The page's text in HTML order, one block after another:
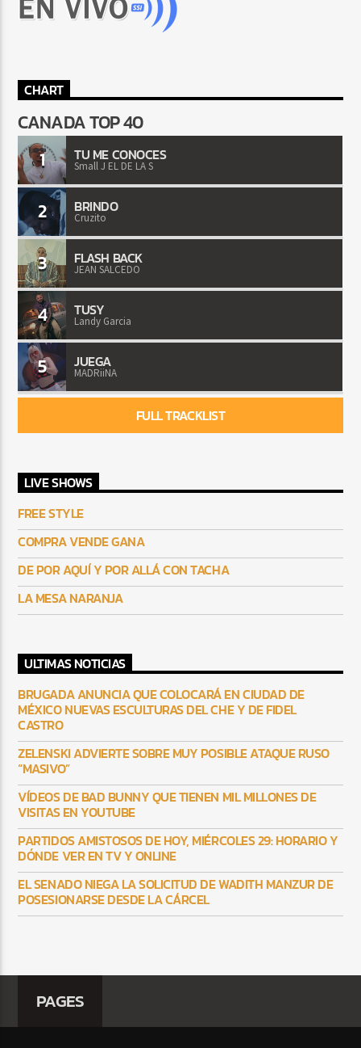
CHART
CANADA TOP 40
1 TU ME CONOCES
Small J EL DE LA S
2 BRINDO
Cruzito
3 FLASH BACK
JEAN SALCEDO
4 TUSY
Landy Garcia
5 JUEGA
MADRiiNA
FULL TRACKLIST
LIVE SHOWS
FREE STYLE
COMPRA VENDE GANA
DE POR AQUÍ Y POR ALLÁ CON TACHA
LA MESA NARANJA
ULTIMAS NOTICIAS
BRUGADA ANUNCIA QUE COLOCARÁ EN CIUDAD DE
MÉXICO NUEVAS ESCULTURAS DEL CHE Y DE FIDEL
CASTRO
ZELENSKI ADVIERTE SOBRE MUY POSIBLE ATAQUE RUSO
“MASIVO”
VÍDEOS DE BAD BUNNY QUE TIENEN MIL MILLONES DE
VISITAS EN YOUTUBE
PARTIDOS AMISTOSOS DE HOY, MIÉRCOLES 29: HORARIO Y
DÓNDE VER EN TV Y ONLINE
EL SENADO NIEGA LA SOLICITUD DE WADITH MANZUR DE
POSESIONARSE DESDE LA CÁRCEL
PAGES